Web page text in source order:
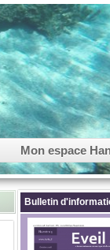
Mon espace
Bulletin